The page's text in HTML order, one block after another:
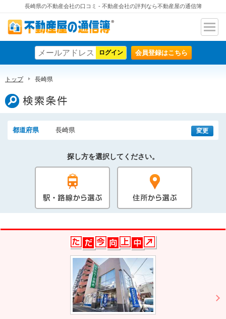
長崎県の不動産会社の口コミ - 不動産会社の評判なら不動産屋の通信簿
不動産屋の通信簿
ナビ
ン
会員登録はこちら
トップ 長崎県
検索条件
都道府県 長崎県 変更
探し方を選択してください。
駅・路線から選ぶ 住所から選ぶ